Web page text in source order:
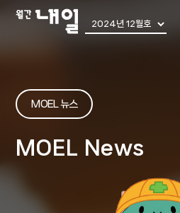
어쩌다 우린
MOEL 뉴스
MOEL News